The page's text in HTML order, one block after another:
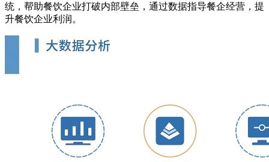
统，帮助餐饮企业打破内部壁垒，通过数据指导餐企经营，提
升餐饮企业利润。